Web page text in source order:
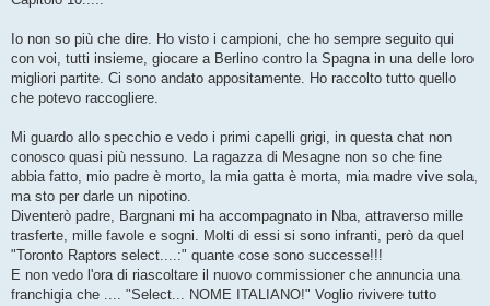
Io non so più che dire. Ho visto i campioni, che ho sempre seguito qui
con voi, tutti insieme, giocare a Berlino contro la Spagna in una delle loro
migliori partite. Ci sono andato appositamente. Ho raccolto tutto quello
che potevo raccogliere.
Mi guardo allo specchio e vedo i primi capelli grigi, in questa chat non
conosco quasi più nessuno. La ragazza di Mesagne non so che fine
abbia fatto, mio padre è morto, la mia gatta è morta, mia madre vive sola,
ma sto per darle un nipotino.
Diventerò padre, Bargnani mi ha accompagnato in Nba, attraverso mille
trasferte, mille favole e sogni. Molti di essi si sono infranti, però da quel
"Toronto Raptors select....:" quante cose sono successe!!!
E non vedo l'ora di riascoltare il nuovo commissioner che annuncia una
franchigia che .... "Select... NOME ITALIANO!" Voglio rivivere tutto